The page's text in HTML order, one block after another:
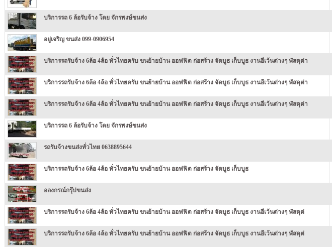
บริการรถ 6 ล้อรับจ้าง โดย จักรพงษ์ขนส่ง
อยู่เจริญ ขนส่ง 099-0906954
บริการรถรับจ้าง 6ล้อ 4ล้อ ทั่วไทยครับ ขนย้ายบ้าน ออฟฟิต ก่อสร้าง จัดบูธ เก็บบูธ งานอีเว้นต่างๆ พัสดุต่า
บริการรถรับจ้าง 6ล้อ 4ล้อ ทั่วไทยครับ ขนย้ายบ้าน ออฟฟิต ก่อสร้าง จัดบูธ เก็บบูธ งานอีเว้นต่างๆ พัสดุต่า
บริการรถรับจ้าง 6ล้อ 4ล้อ ทั่วไทยครับ ขนย้ายบ้าน ออฟฟิต ก่อสร้าง จัดบูธ เก็บบูธ งานอีเว้นต่างๆ พัสดุต่า
บริการรถ 6 ล้อรับจ้าง โดย จักรพงษ์ขนส่ง
รถรับจ้างขนส่งทั่วไทย 0638895644
บริการรถรับจ้าง 6ล้อ 4ล้อ ทั่วไทยครับ ขนย้ายบ้าน ออฟฟิต ก่อสร้าง จัดบูธ เก็บบูธ
อลงกรณ์กรุ๊ปขนส่ง
บริการรถรับจ้าง 6ล้อ 4ล้อ ทั่วไทยครับ ขนย้ายบ้าน ออฟฟิต ก่อสร้าง จัดบูธ เก็บบูธ งานอีเว้นต่างๆ พัสดุต่
บริการรถรับจ้าง 6ล้อ 4ล้อ ทั่วไทยครับ ขนย้ายบ้าน ออฟฟิต ก่อสร้าง จัดบูธ เก็บบูธ งานอีเว้นต่างๆ พัสดุต่